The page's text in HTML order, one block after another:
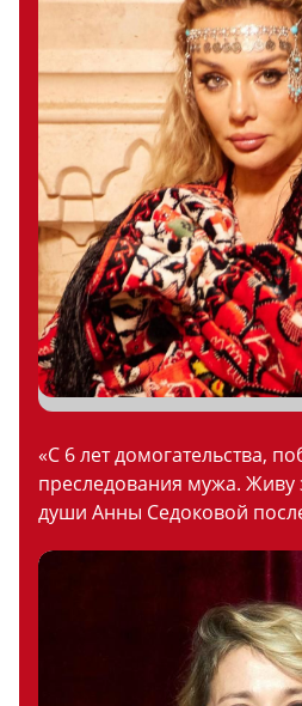
«С 6 лет домогательства,
преследования мужа.
души Анны Седоковой